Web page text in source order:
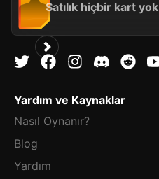
Satılık hiçbir kart yok
Yardım ve Kaynaklar
Nasıl Oynanır?
Blog
Yardım